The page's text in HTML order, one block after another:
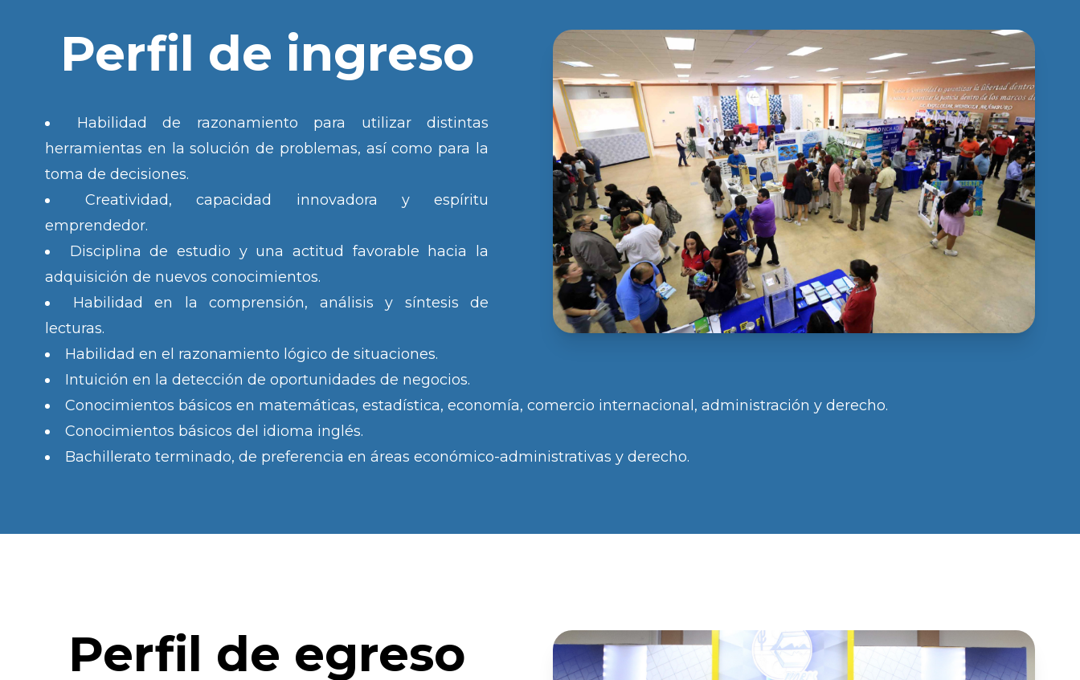
Perfil de ingreso
Habilidad de razonamiento para utilizar distintas
herramientas en la solución de problemas, así como para la
toma de decisiones.
Creatividad, capacidad innovadora y espíritu
emprendedor.
Disciplina de estudio y una actitud favorable hacia la
adquisición de nuevos conocimientos.
Habilidad en la comprensión, análisis y síntesis de
lecturas.
Habilidad en el razonamiento lógico de situaciones.
Intuición en la detección de oportunidades de negocios.
Conocimientos básicos en matemáticas, estadística, economía, comercio internacional, administración y derecho.
Conocimientos básicos del idioma inglés.
Bachillerato terminado, de preferencia en áreas económico-administrativas y derecho.
Perfil de egreso